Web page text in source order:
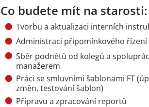
Co budete mít na starosti:
Tvorbu a aktualizaci interních
Administraci připomínkového
Sběr podnětů od kolegů a
manažerem
Práci se smluvními šablonami FT
změn, testování šablon)
Přípravu a zpracování reportů